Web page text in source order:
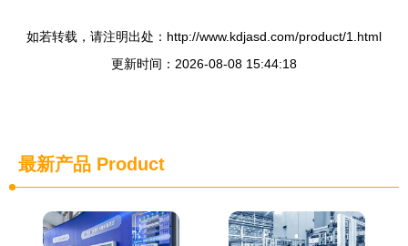
如若转载，请注明出处：http://www.kdjasd.com/product/1.html
更新时间：2026-08-08 15:44:18
最新产品 Product